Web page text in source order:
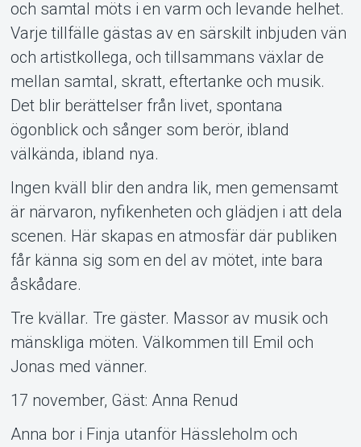
Om Tickster
och samtal möts i en varm och levande helhet.
Varje tillfälle gästas av en särskilt inbjuden vän
och artistkollega, och tillsammans växlar de
mellan samtal, skratt, eftertanke och musik.
Det blir berättelser från livet, spontana
ögonblick och sånger som berör, ibland
välkända, ibland nya.
Ingen kväll blir den andra lik, men gemensamt
är närvaron, nyfikenheten och glädjen i att dela
scenen. Här skapas en atmosfär där publiken
får känna sig som en del av mötet, inte bara
åskådare.
Tre kvällar. Tre gäster. Massor av musik och
mänskliga möten. Välkommen till Emil och
Jonas med vänner.
17 november, Gäst: Anna Renud
Anna bor i Finja utanför Hässleholm och